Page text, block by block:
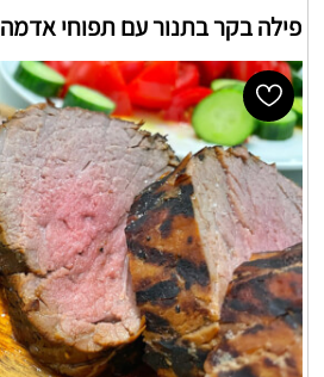
פילה בקר בתנור עם תפוחי אדמה